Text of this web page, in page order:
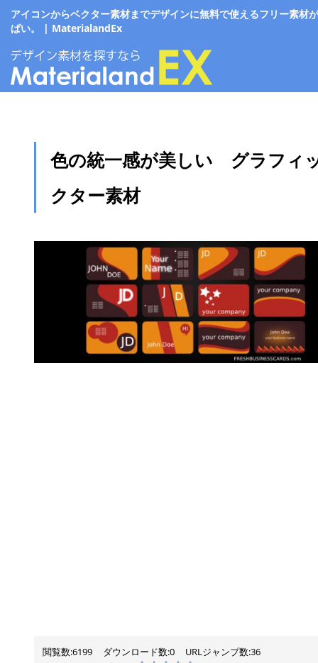
アイコンからベクター素材までデザインに無料で使えるフリー素材
ぱい。 | MaterialandEx
色の統一感が美しい グラフィ
クター素材
閲覧数:6199 ダウンロード数:0
URLジャンプ数:36